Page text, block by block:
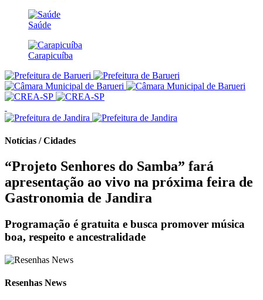
Saúde
Carapicuíba
Notícias / Cidades
“Projeto Senhores do Samba” fará
apresentação ao vivo na próxima feira de
Gastronomia de Jandira
Programação é gratuita e busca promover música
boa, respeito e ancestralidade
Resenhas News